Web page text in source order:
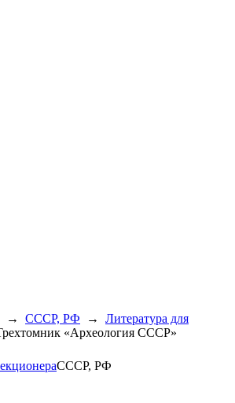
→ СССР, РФ →
Литература для
«Археология СССР»
СССР, РФ